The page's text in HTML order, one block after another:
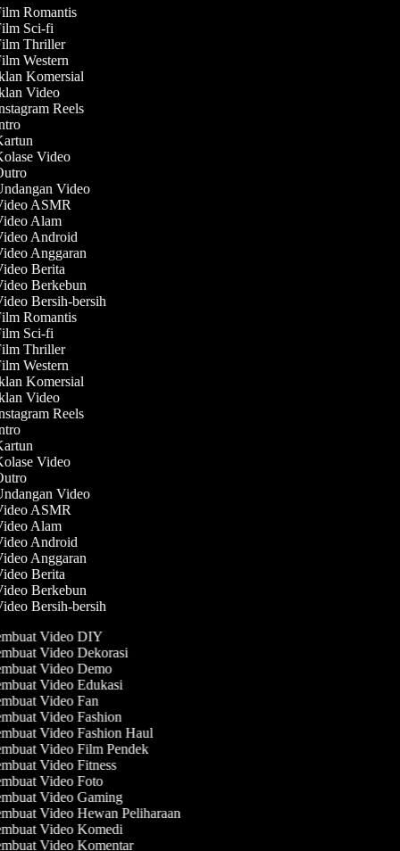
Romantis
Sci-fi
Thriller
Western
Komersial
Video
Reels
Video
Video
ASMR
Alam
Android
Anggaran
Berita
Berkebun
Bersih-bersih
Romantis
Sci-fi
Thriller
Western
Komersial
Video
Reels
Video
Video
ASMR
Alam
Android
Anggaran
Berita
Berkebun
Bersih-bersih
Video DIY
Video Dekorasi
Video Demo
Video Edukasi
Video Fan
Video Fashion
Video Fashion Haul
Video Film Pendek
Video Fitness
Video Foto
Video Gaming
Video Hewan Peliharaan
Video Komedi
Video Komentar